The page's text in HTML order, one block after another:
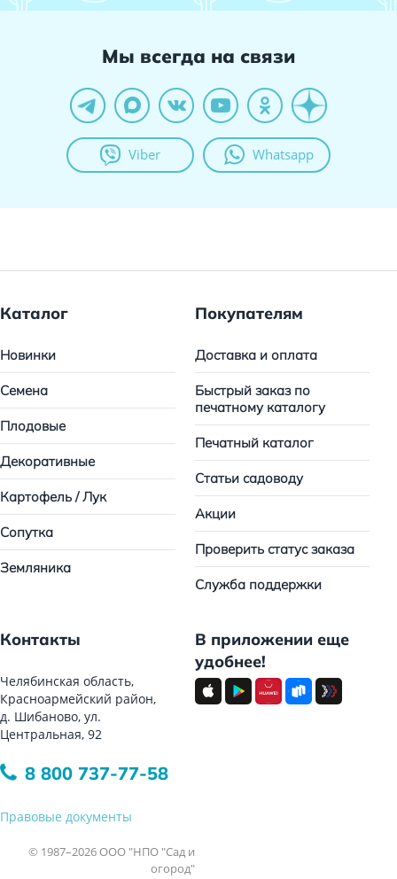
Мы всегда на связи
Viber Whatsapp
Каталог
Новинки
Семена
Плодовые
Декоративные
Картофель / Лук
Сопутка
Земляника
Покупателям
Доставка и оплата
Быстрый заказ по
печатному каталогу
Печатный каталог
Статьи садоводу
Акции
Проверить статус заказа
Служба поддержки
Контакты
Челябинская область,
Красноармейский район,
д. Шибаново, ул.
Центральная, 92
8 800 737-77-58
Правовые документы
© 1987–2026 ООО "НПО "Сад и
огород"
В приложении еще
удобнее!